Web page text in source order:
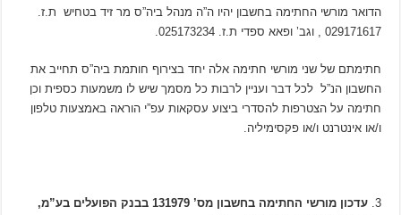
הדואר מורשי החתימה בחשבון יהיו ה”ה מנהל ביה”ס מר זיד בטחיש ת.ז.
029171617 , וגב’ ופאא ספדי ת.ז. 025173234.
חתימתם של שני מורשי חתימה אלה יחד בצירוף חותמת ביה”ס תחייב את
החשבון הנ”ל לכל דבר ועניין לרבות כל מסמך שיש לו משמעות כספית וכן
חתימה על הצטרפות להסדרי ביצוע עסקאות עפ”י הוראה באמצעות טלפון
ו/או אינטרנט ו/או פקסימיליה.
עדכון מורשי החתימה בחשבון מס’ 131979 בבנק הפועלים בע”מ,